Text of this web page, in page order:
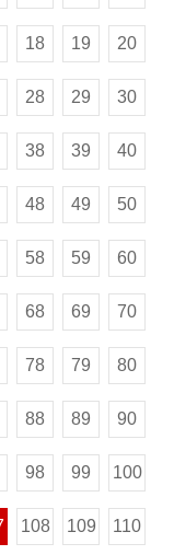
18 19 20
28 29 30
38 39 40
48 49 50
58 59 60
68 69 70
78 79 80
88 89 90
98 99 100
108 109 110